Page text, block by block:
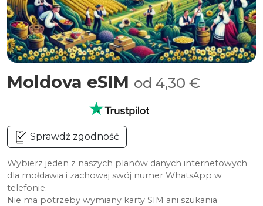
Moldova eSIM od 4,30 €
Sprawdź zgodność
Wybierz jeden z naszych planów danych internetowych
dla mołdawia i zachowaj swój numer WhatsApp w
telefonie.
Nie ma potrzeby wymiany karty SIM ani szukania